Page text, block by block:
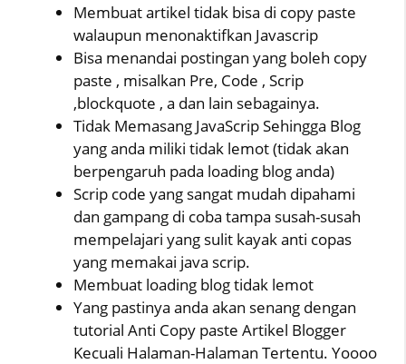
Membuat artikel tidak bisa di copy paste
walaupun menonaktifkan Javascrip
Bisa menandai postingan yang boleh copy
paste , misalkan Pre, Code , Scrip
,blockquote , a dan lain sebagainya.
Tidak Memasang JavaScrip Sehingga Blog
yang anda miliki tidak lemot (tidak akan
berpengaruh pada loading blog anda)
Scrip code yang sangat mudah dipahami
dan gampang di coba tampa susah-susah
mempelajari yang sulit kayak anti copas
yang memakai java scrip.
Membuat loading blog tidak lemot
Yang pastinya anda akan senang dengan
tutorial Anti Copy paste Artikel Blogger
Kecuali Halaman-Halaman Tertentu. Yoooo